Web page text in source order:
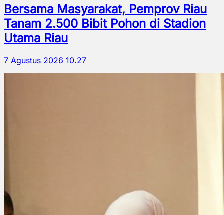
Bersama Masyarakat, Pemprov Riau
Tanam 2.500 Bibit Pohon di Stadion
Utama Riau
7 Agustus 2026 10.27